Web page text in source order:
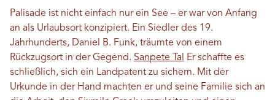
Palisade ist nicht einfach nur ein See – er war von Anfang
an als Urlaubsort konzipiert. Ein Siedler des 19.
Jahrhunderts, Daniel B. Funk, träumte von einem
Rückzugsort in der Gegend. Sanpete Tal
Er schaffte es
schließlich, sich ein Landpatent zu sichern. Mit der
Urkunde in der Hand machten er und seine Familie sich an